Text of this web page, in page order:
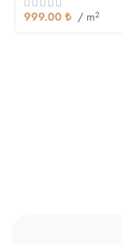
999.00 ₺ / m2